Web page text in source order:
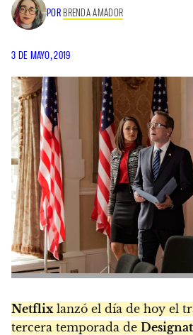
POR BRENDA AMADOR
3 DE MAYO, 2019
Netflix lanzó el día de hoy el
tercera temporada de